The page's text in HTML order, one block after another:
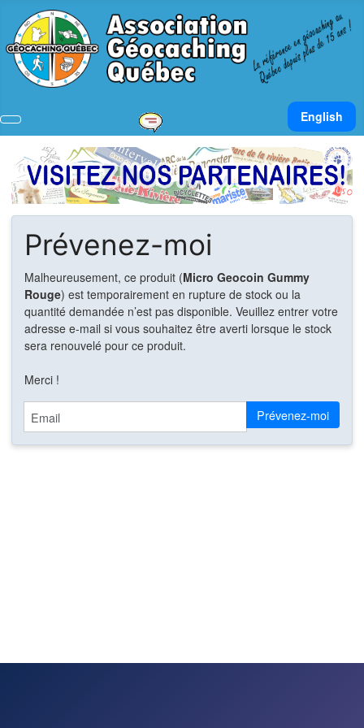
Sélectionnez
English
Prévenez-moi
Malheureusement, ce produit (Micro Geocoin Gummy
Rouge) est temporairement en rupture de stock ou la
quantité demandée n’est pas disponible. Veuillez entrer votre
adresse e-mail si vous souhaitez être averti lorsque le stock
sera renouvelé pour ce produit.
Merci !
Prévenez-moi